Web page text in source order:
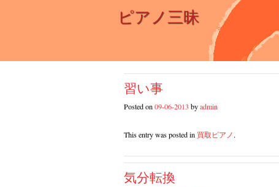
ピアノ三昧
習い事
Posted on09-06-2013byadmin
This entry was posted in 買取ピアノ.
気分転換